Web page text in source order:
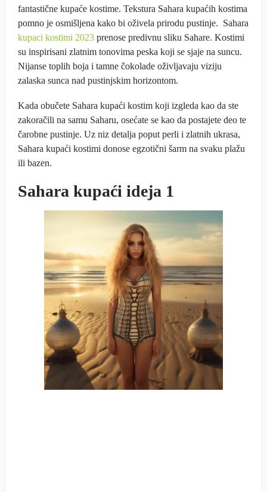
fantastične kupaće kostime. Tekstura Sahara kupaćih kostima
pomno je osmišljena kako bi oživela prirodu pustinje. Sahara
kupaci kostimi 2023 prenose predivnu sliku Sahare. Kostimi
su inspirisani zlatnim tonovima peska koji se sjaje na suncu.
Nijanse toplih boja i tamne čokolade oživljavaju viziju
zalaska sunca nad pustinjskim horizontom.
Kada obučete Sahara kupaći kostim koji izgleda kao da ste
zakoračili na samu Saharu, osećate se kao da postajete deo te
čarobne pustinje. Uz niz detalja poput perli i zlatnih ukrasa,
Sahara kupaći kostimi donose egzotični šarm na svaku plažu
ili bazen.
Sahara kupaći ideja 1